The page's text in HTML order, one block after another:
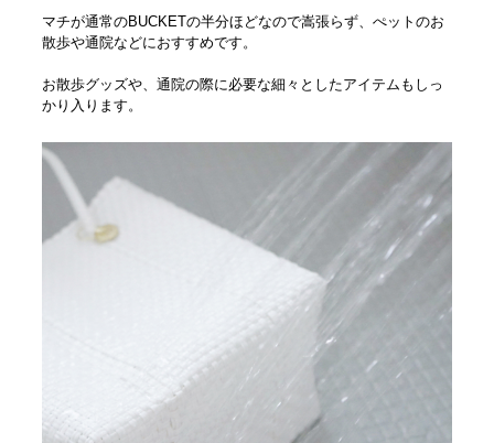
マチが通常のBUCKETの半分ほどなので嵩張らず、ぺットのお
散歩や通院などにおすすめです。
お散歩グッズや、通院の際に必要な細々としたアイテムもしっ
かり入ります。